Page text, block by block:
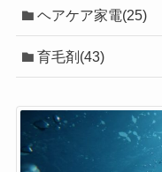
ヘアケア家電(25)
育毛剤(43)